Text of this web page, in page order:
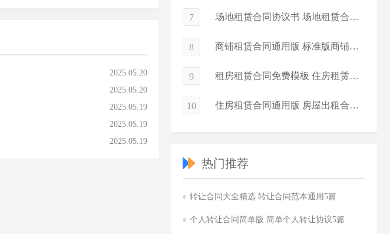
2025.05.20
2025.05.20
2025.05.19
2025.05.19
2025.05.19
7 场地租赁合同协议书 场地租赁合同电子版
8 商铺租赁合同通用版 标准版商铺租赁合同
9 租房租赁合同免费模板 住房租赁合同简化版
10 住房租赁合同通用版 房屋出租合同常用版
热门推荐
转让合同大全精选 转让合同范本通用5篇
个人转让合同简单版 简单个人转让协议5篇